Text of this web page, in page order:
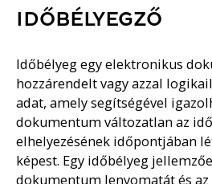
IDŐBÉLYEGZŐ
Időbélyeg egy elektronikus
hozzárendelt vagy azzal
adat, amely segítségével
dokumentum változatlan az
elhelyezésének időpontjában
képest. Egy időbélyeg
dokumentum lenyomatát és az